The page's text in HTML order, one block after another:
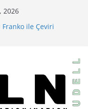
2026
ile Çeviri
Power ve Türkçeye İlk
Karakterlerine İsim